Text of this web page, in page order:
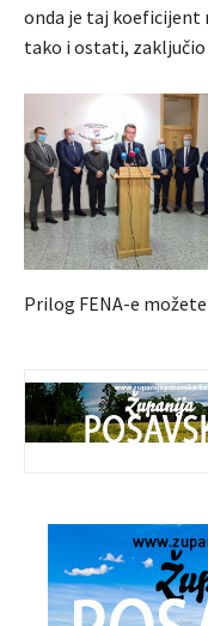
onda je taj koeficijent
tako i ostati, zaključio
Prilog FENA-e